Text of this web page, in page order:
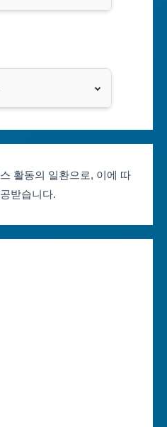
활동의 일환으로, 이에 따
받습니다.